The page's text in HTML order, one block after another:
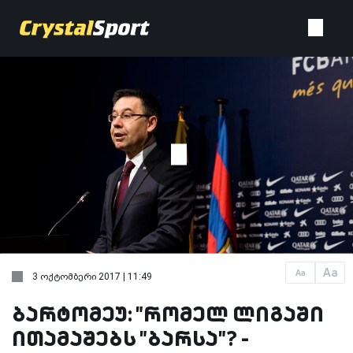
Aa Aa
3 ოქტომბერი 2017 | 11:49
ბარტომეუ: "რომელ ლიგაში
ითამაშებს "ბარსა"? -